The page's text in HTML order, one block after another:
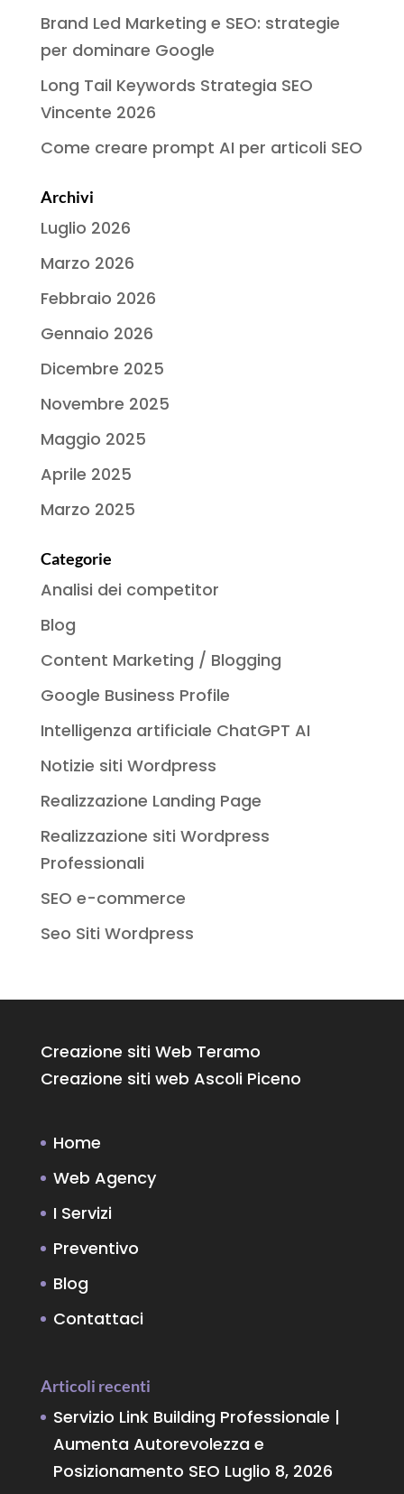
Brand Led Marketing e SEO: strategie
per dominare Google
Long Tail Keywords Strategia SEO
Vincente 2026
Come creare prompt AI per articoli SEO
Archivi
Luglio 2026
Marzo 2026
Febbraio 2026
Gennaio 2026
Dicembre 2025
Novembre 2025
Maggio 2025
Aprile 2025
Marzo 2025
Categorie
Analisi dei competitor
Blog
Content Marketing / Blogging
Google Business Profile
Intelligenza artificiale ChatGPT AI
Notizie siti Wordpress
Realizzazione Landing Page
Realizzazione siti Wordpress
Professionali
SEO e-commerce
Seo Siti Wordpress
Creazione siti Web Teramo
Creazione siti web Ascoli Piceno
Home
Web Agency
I Servizi
Preventivo
Blog
Contattaci
Articoli recenti
Servizio Link Building Professionale |
Aumenta Autorevolezza e
Posizionamento SEO Luglio 8, 2026